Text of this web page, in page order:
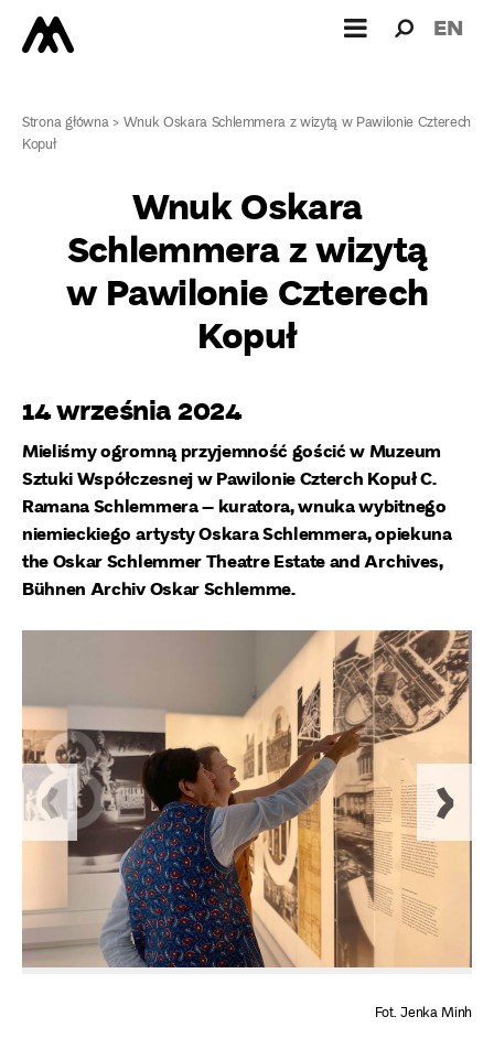
dla: EN
Strona główna>Wnuk Oskara Schlemmera z wizytą w Pawilonie Czterech
Kopuł
Wnuk Oskara
Schlemmera z wizytą
w Pawilonie Czterech
Kopuł
14 września 2024
Mieliśmy ogromną przyjemność gościć w Muzeum
Sztuki Współczesnej w Pawilonie Czterch Kopuł C.
Ramana Schlemmera – kuratora, wnuka wybitnego
niemieckiego artysty Oskara Schlemmera, opiekuna
the Oskar Schlemmer Theatre Estate and Archives,
Bühnen Archiv Oskar Schlemme.
Fot. Jenka Minh